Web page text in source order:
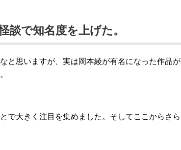
談で知名度を上げた。
と思いますが、実は岡本綾が有名になった作品が
で大きく注目を集めました。そしてここからさら